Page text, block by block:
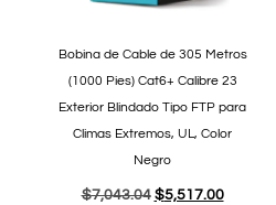
Bobina de Cable de 305 Metros
(1000 Pies) Cat6+ Calibre 23
Exterior Blindado Tipo FTP para
Climas Extremos, UL, Color
Negro
$7,043.04 $5,517.00